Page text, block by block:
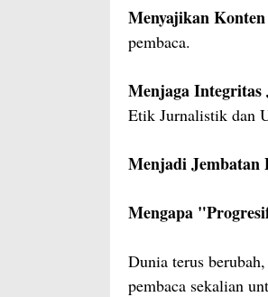
Menyajikan
pembaca.
Menjaga Integritas
Etik Jurnalistik dan
Menjadi Jembatan
Mengapa
Dunia terus
pembaca sekalian